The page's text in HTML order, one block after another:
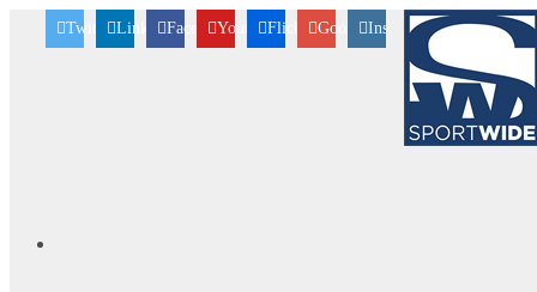
TwitterLinkedinFacebookYoutubeFlickr GoogleplusInstagram